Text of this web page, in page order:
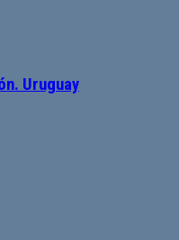
Uruguay